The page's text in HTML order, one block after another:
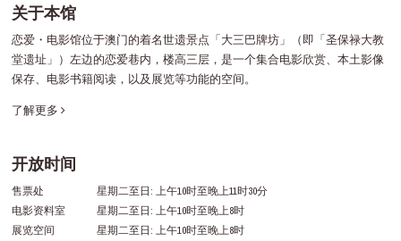
关于本馆
恋爱・电影馆位于澳门的着名世遗景点「大三巴牌坊」（即「圣保禄大教
堂遗址」）左边的恋爱巷内，楼高三层，是一个集合电影欣赏、本土影像
保存、电影书籍阅读，以及展览等功能的空间。
了解更多
开放时间
售票处
星期二至日: 上午10时至晚上11时30分
电影资料室
星期二至日: 上午10时至晚上8时
展览空间
星期二至日: 上午10时至晚上8时